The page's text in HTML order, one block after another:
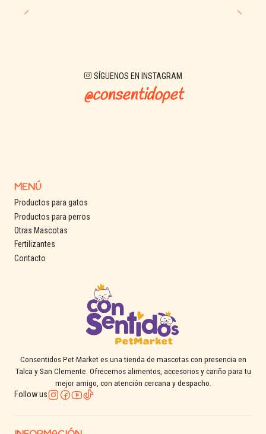
SÍGUENOS EN INSTAGRAM
@consentidopet
MENÚ
Productos para gatos
Productos para perros
Otras Mascotas
Fertilizantes
Contacto
Consentidos Pet Market es una tienda de mascotas con presencia en
Talca y San Clemente. Ofrecemos alimentos, accesorios y cariño para tu
mejor amigo, con atención cercana y despacho.
Follow us